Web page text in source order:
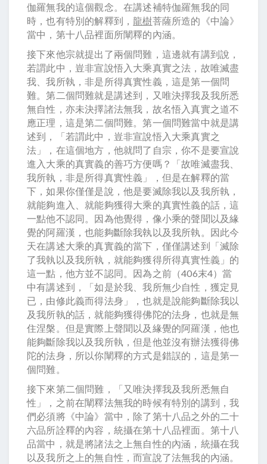
伽羅無我的這個觀念。在講述補特伽羅無我的同
時，也有特別的解釋到，龍樹菩薩所造的《中論》
當中，第十八品裡面所闡釋的內涵。
接下來他宗就提出了兩個問難，這邊就有講到說，
若謂此中，豈非宣說悟入大乘真實之法，故唯滅盡
我、我所執，非是所得真實性義，這是第一個問
難。第二個問難就是講述到，又唯決擇我及我所悉
無自性，亦未決擇諸法無我，故名悟入真實之道不
應正理，這是第二個問難。第一個問難當中就是講
述到，「若謂此中，豈非宣說悟入大乘真實之
法」，在這個地方，他就問了自宗，你不是要宣說
進入大乘的真實義的善巧方便嗎？「故唯滅盡我、
我所執，非是所得真實性義」，但是在解釋的當
下，如果你僅僅是說，他是要滅除我以及我所執，
就能夠進入、就能夠獲得大乘的真實性義的話，這
一點他不認同。因為他覺得，像小乘的聲聞以及緣
覺的阿羅漢，也能夠斷除我執以及我所執。因此今
天在講述大乘的真實義的當下，僅僅講述到「滅除
了我執以及我所執，就能夠獲得所得真實性義」的
這一點，他方並不認同。因為之前（406末4）當
中有講述到，「如是於我、我所無少自性，獲定見
已，由修此義而得法身」，也就是說能夠斷除我以
及我所執的話，就能夠獲得佛陀的法身，也就是無
住涅槃。但是實際上聲聞以及緣覺的阿羅漢，他也
能夠斷除我以及我所執，但是他並沒有辦法獲得佛
陀的法身，所以你闡釋的方式是錯誤的，這是第一
個問難。
接下來第二個問難，「又唯決擇我及我所悉無自
性」，之前在闡釋法無我的時候有特別的講到，我
們必須將《中論》當中，除了第十八品之外的二十
六品所詮釋的內容，統攝在第十八品裡面。第十八
品當中，就是將諸法之上無自性的內涵，統攝在我
以及我所之上的無自性，而宣說了法無我的內涵。